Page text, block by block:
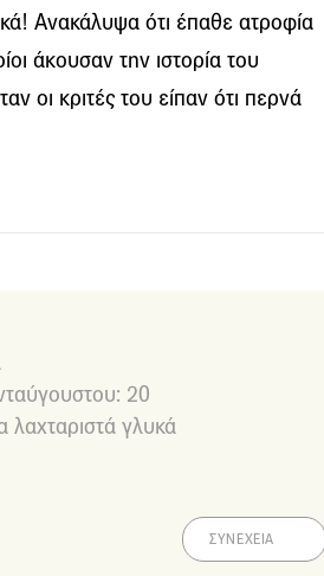
Ανακάλυψα ότι έπαθε ατροφία
άκουσαν την ιστορία του
οι κριτές του είπαν ότι περνά
20
λαχταριστά γλυκά
ΣΥΝΕΧΕΙΑ